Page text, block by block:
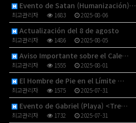
Evento de Satan (Humanización)…
최고관리자 1683 2025-08-06
Actualización del 8 de agosto
최고관리자 1486 2025-08-05
Aviso Importante sobre el Cale…
최고관리자 1555 2025-08-01
El Hombre de Pie en el Límite …
최고관리자 1575 2025-07-31
Evento de Gabriel (Playa) <Tre…
최고관리자 1732 2025-07-31